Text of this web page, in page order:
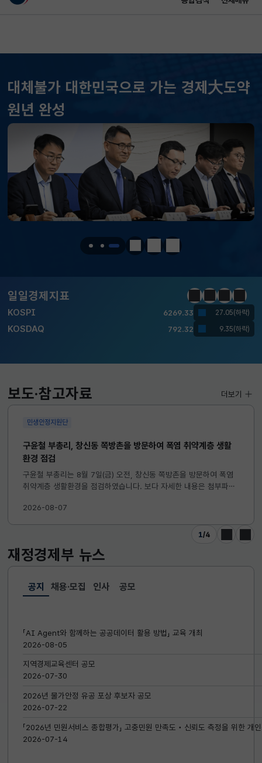
대체불가 대한민국으로 가는 경제大도약
원년 완성
정지 이전 다음
일일경제지표
KOSPI 6269.33 27.05(하락)
KOSDAQ 792.32 9.35(하락)
국고채(3년) 3.732 0.010(하락)
달러-원 1418.9000 4.9000(하락)
국고채(3년) 3.732 0.010(하락)
달러-원 1418.9000 4.9000(하락)
KOSPI
국고채(3년)
정지이전다음일일경
보도·참고자료
민생안정지원단
구윤철 부총리, 창신동 쪽방촌을 방문하여 폭염 취약계층 생활
환경 점검
구윤철 부총리는 8월 7일(금) 오전, 창신동 쪽방촌을 방문하여 폭염
취약계층 생활환경을 점검하였습니다. 보다 자세한 내용은 첨부파일
2026-08-07
1/4
이전 다음
더보기
재정경제부 뉴스
공지
선택됨
공지
「AI Agent와 함께하는 공공데이터 활용 방법」 교육 개최
2026-08-05
지역경제교육센터 공모
2026-07-30
2026년 물가안정 유공 포상 후보자 공모
2026-07-22
「2026년 민원서비스 종합평가」 고충민원 만족도‧신뢰도 측정을 위한 개
2026-07-14
채용·모집 인사 공모